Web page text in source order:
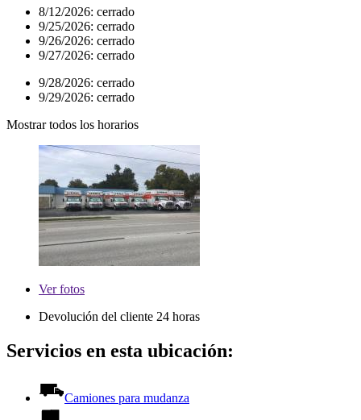
8/12/2026: cerrado
9/25/2026: cerrado
9/26/2026: cerrado
9/27/2026: cerrado
9/28/2026: cerrado
9/29/2026: cerrado
Mostrar todos los horarios
Verfotos
Devolución del cliente 24 horas
Servicios en esta ubicación:
Camiones para mudanza